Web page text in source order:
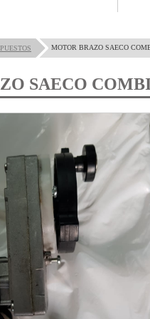
MOTOR BRAZO SAECO
SAECO